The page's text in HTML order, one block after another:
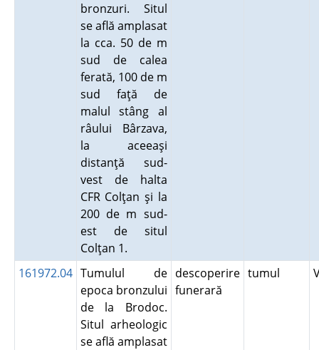
bronzuri. Situl
se află amplasat
la cca. 50 de m
sud de calea
ferată, 100 de m
sud faţă de
malul stâng al
râului Bârzava,
la aceeaşi
distanţă sud-
vest de halta
CFR Colţan şi la
200 de m sud-
est de situl
Colţan 1.
161972.04 Tumulul de
epoca bronzului
de la Brodoc.
Situl arheologic
se află amplasat
descoperire
funerară
tumul